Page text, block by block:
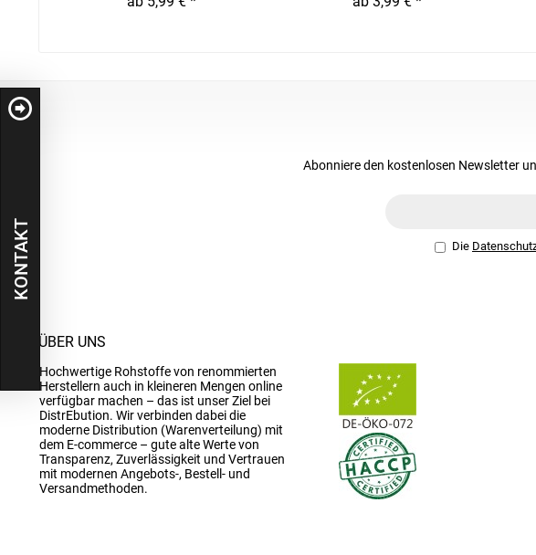
Abonniere den kostenlosen Newsletter
Die
ÜBER UNS
Hochwertige Rohstoffe von renommierten
Herstellern auch in kleineren Mengen online
verfügbar machen – das ist unser Ziel bei
DistrEbution. Wir verbinden dabei die
moderne Distribution (Warenverteilung) mit
dem E-commerce – gute alte Werte von
Transparenz, Zuverlässigkeit und Vertrauen
mit modernen Angebots-, Bestell- und
Versandmethoden.
KONTAKT